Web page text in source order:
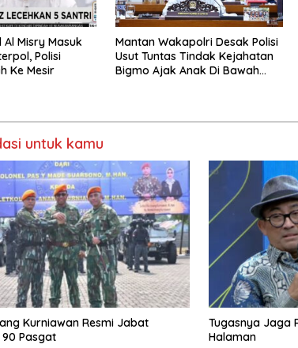
Misry Masuk
Polisi
Ke Mesir
Mantan Wakapolri Desak Polisi
Usut Tuntas Tindak Kejahatan
Bigmo Ajak Anak Di Bawah
untuk kamu
Kurniawan Resmi Jabat
Pasgat
Tugasnya Jaga
Halaman